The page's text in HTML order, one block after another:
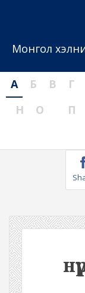
Монгол
А Б В Г
Н
О П